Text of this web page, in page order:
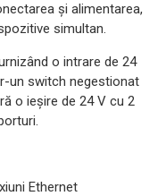
și alimentarea,
simultan.
o intrare de 24
un switch negestionat
o ieșire de 24 V cu 2
Ethernet